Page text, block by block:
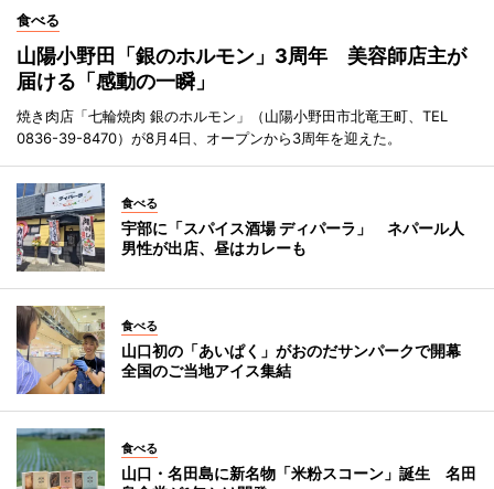
食べる
山陽小野田「銀のホルモン」3周年 美容師店主が
届ける「感動の一瞬」
焼き肉店「七輪焼肉 銀のホルモン」（山陽小野田市北竜王町、TEL
0836-39-8470）が8月4日、オープンから3周年を迎えた。
食べる
宇部に「スパイス酒場 ディパーラ」 ネパール人
男性が出店、昼はカレーも
食べる
山口初の「あいぱく」がおのだサンパークで開幕
全国のご当地アイス集結
食べる
山口・名田島に新名物「米粉スコーン」誕生 名田